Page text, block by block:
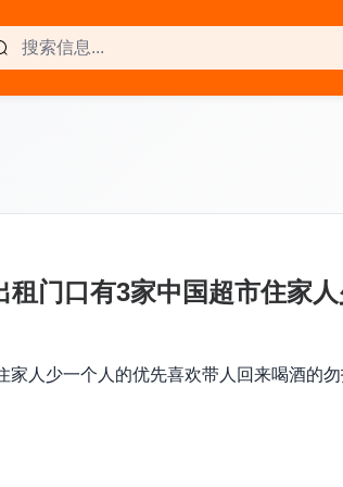
门口有3家中国超市住家
人少一个人的优先喜欢带人回来喝酒的